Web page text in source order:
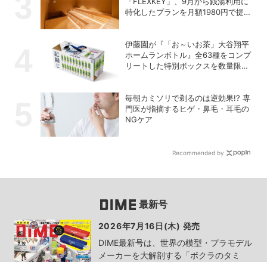
特化したプランを月額1980円で提供
伊藤園が『「お～いお茶」大谷翔平
ホームランボトル』全63種をコンプ
リートした特別ボックスを数量限定
毎朝カミソリで剃るのは逆効果!? 専
門医が指摘するヒゲ・鼻毛・耳毛の
NGケア
Recommended by
最新号
2026年7月16日(木) 発売
DIME最新号は、世界の模型・プラモデル
メーカーを大解剖する「ボクラのタミ